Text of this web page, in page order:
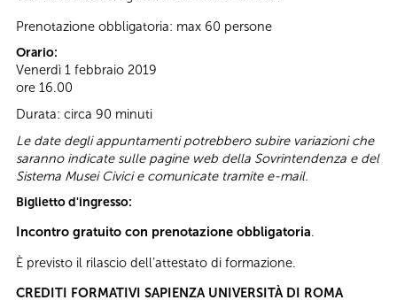
Prenotazione obbligatoria: max 60 persone
Orario:
Venerdì 1 febbraio 2019
ore 16.00
Durata: circa 90 minuti
Le date degli appuntamenti potrebbero subire variazioni che
saranno indicate sulle pagine web della Sovrintendenza e del
Sistema Musei Civici e comunicate tramite e-mail.
Biglietto d'ingresso:
Incontro gratuito con prenotazione obbligatoria.
È previsto il rilascio dell’attestato di formazione.
CREDITI FORMATIVI SAPIENZA UNIVERSITÀ DI ROMA